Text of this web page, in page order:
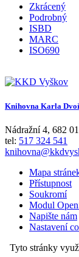
Zkrácený
Podrobný
ISBD
MARC
ISO690
Knihovna Karla
Nádražní 4, 682 01
tel: 517 324 541
Mapa
Přístupnost
Soukromí
Modul
Napište nám
Nastavení
Tyto stránky